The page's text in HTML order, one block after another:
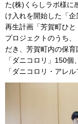
た(株)くらしラボ様に
け入れを開始した「
再生計画「芳賀町ひ
プロジェクトのうち
だき、芳賀町内の保
「ダニコロリ」150個
「ダニコロリ・アレ